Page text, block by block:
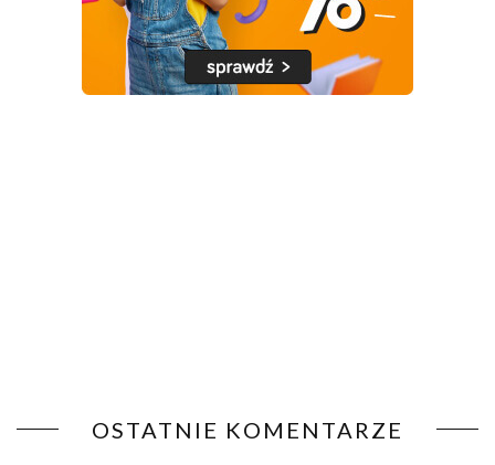
OSTATNIE KOMENTARZE